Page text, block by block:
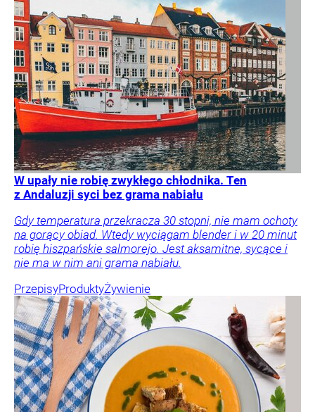
W upały nie robię zwykłego chłodnika. Ten
z Andaluzji syci bez grama nabiału
Gdy temperatura przekracza 30 stopni, nie mam ochoty
na gorący obiad. Wtedy wyciągam blender i w 20 minut
robię hiszpańskie salmorejo. Jest aksamitne, sycące i
nie ma w nim ani grama nabiału.
PrzepisyProduktyŻywienie